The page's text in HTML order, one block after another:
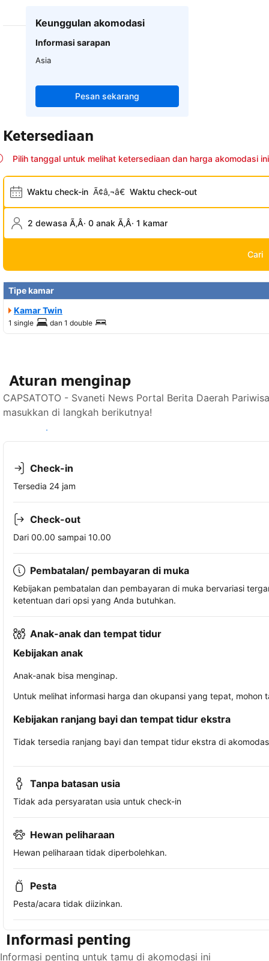
Keunggulan akomodasi
Informasi sarapan
Asia
Pesan sekarang
Ketersediaan
Pilih tanggal untuk melihat ketersediaan dan harga akomodasi ini
Waktu check-in Ã¢â‚¬â€ Waktu check-out
2 dewasa Ã‚Â· 0 anak Ã‚Â· 1 kamar
Cari
Tipe kamar
Kamar Twin
1 single dan 1 double
Aturan menginap
CAPSATOTO - Svaneti News Portal Berita Daerah
masukkan di langkah berikutnya!
Lihat ketersediaan
Check-in
Tersedia 24 jam
Check-out
Dari 00.00 sampai 10.00
Pembatalan/ pembayaran di muka
Kebijakan pembatalan dan pembayaran di muka bervariasi
ketentuan dari opsi yang Anda butuhkan.
Anak-anak dan tempat tidur
Kebijakan anak
Anak-anak bisa menginap.
Untuk melihat informasi harga dan okupansi yang tepat,
Kebijakan ranjang bayi dan tempat tidur ekstra
Tidak tersedia ranjang bayi dan tempat tidur ekstra di
Tanpa batasan usia
Tidak ada persyaratan usia untuk check-in
Hewan peliharaan
Hewan peliharaan tidak diperbolehkan.
Pesta
Pesta/acara tidak diizinkan.
Informasi penting
Informasi penting untuk tamu di akomodasi ini